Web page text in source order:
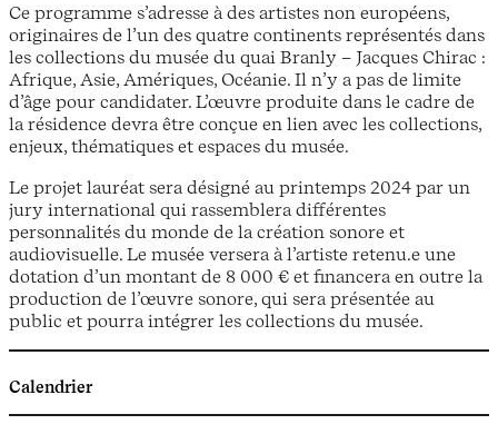
Ce programme s’adresse à des artistes non européens,
originaires de l’un des quatre continents représentés dans
les collections du musée du quai Branly – Jacques Chirac :
Afrique, Asie, Amériques, Océanie. Il n’y a pas de limite
d’âge pour candidater. L’œuvre produite dans le cadre de
la résidence devra être conçue en lien avec les collections,
enjeux, thématiques et espaces du musée.
Le projet lauréat sera désigné au printemps 2024 par un
jury international qui rassemblera différentes
personnalités du monde de la création sonore et
audiovisuelle. Le musée versera à l’artiste retenu.e une
dotation d’un montant de 8 000 € et financera en outre la
production de l’œuvre sonore, qui sera présentée au
public et pourra intégrer les collections du musée.
Calendrier